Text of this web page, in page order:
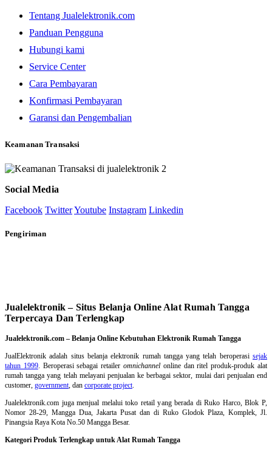
Tentang Jualelektronik.com
Panduan Pengguna
Hubungi kami
Service Center
Cara Pembayaran
Konfirmasi Pembayaran
Garansi dan Pengembalian
Keamanan Transaksi
Social Media
Facebook TwitterYoutube Instagram Linkedin
Pengiriman
Jualelektronik – Situs Belanja Online Alat Rumah Tangga
Terpercaya Dan Terlengkap
Jualelektronik.com – Belanja Online Kebutuhan Elektronik Rumah Tangga
JualElektronik adalah situs belanja elektronik rumah tanggayang telah beroperasisejak
tahun 1999. Beroperasi sebagai retaileromnichannel online dan ritel produk-produk alat
rumah tangga yang telah melayani penjualan ke berbagai sektor, mulai dari penjualan end
customer, government, dan corporate project.
Jualelektronik.com juga menjual melalui toko retail yang berada di Ruko Harco, Blok P,
Nomor 28-29, Mangga Dua, Jakarta Pusat dan di Ruko Glodok Plaza, Komplek, Jl.
Pinangsia Raya Kota No.50 Mangga Besar.
Kategori Produk Terlengkap untuk Alat Rumah Tangga